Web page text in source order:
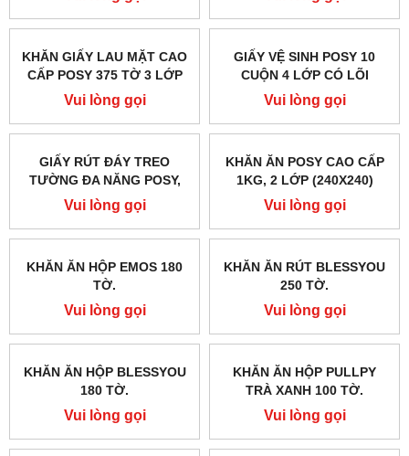
GIẤY ĂN GIẤY RÚT LỤA
LỚP 600 TỜ
Vui lòng gọi
GIẤY VỆ SINH CÔNG
GRAM
Vui lòng gọi
GIẤY RÚT LỤA SILKWELL
SẾU 100 TỜ 3 LỚP
Vui lòng gọi
GIẤY RÚT LỤA SILKWELL
CHERRY 280 TỜ 2 LỚP
Vui lòng gọi
KHĂN GIẤY LAU MẶT CAO
CẤP POSY 375 TỜ 3 LỚP
Vui lòng gọi
GIẤY VỆ SINH POSY 10
CUỘN 4 LỚP CÓ LÕI
Vui lòng gọi